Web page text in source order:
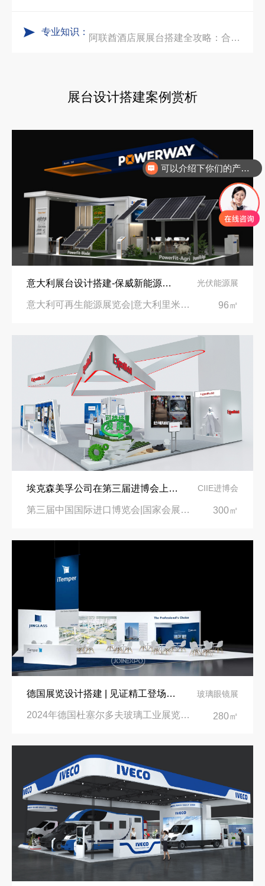
专业知识：
展台设计搭建案例赏析
意大利展台设计搭建-保威新能源在意大利里米尼会展中心推出最新产品-中励展览设计策划公司 光伏能源展
意大利可再生能源展览会|意大利里米尼会展中心 96㎡
埃克森美孚公司在第三届进博会上展示非凡的展台搭建设计 CIIE进博会
第三届中国国际进口博览会|国家会展中心 300㎡
德国展览设计搭建 | 见证精工登场玻璃工业展览会 Glasstec 2024 玻璃眼镜展
2024年德国杜塞尔多夫玻璃工业展览会Glasstec|德国杜塞尔多夫会展中心 280㎡
你们是怎么收费的呢